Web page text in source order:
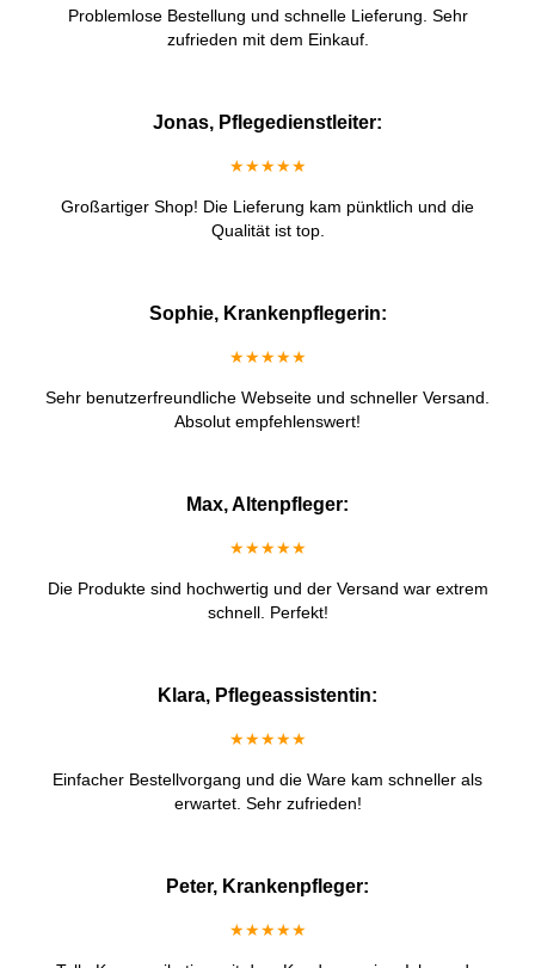
Problemlose Bestellung und schnelle Lieferung. Sehr
zufrieden mit dem Einkauf.
Jonas, Pflegedienstleiter:
★★★★★
Großartiger Shop! Die Lieferung kam pünktlich und die
Qualität ist top.
Sophie, Krankenpflegerin:
★★★★★
Sehr benutzerfreundliche Webseite und schneller Versand.
Absolut empfehlenswert!
Max, Altenpfleger:
★★★★★
Die Produkte sind hochwertig und der Versand war extrem
schnell. Perfekt!
Klara, Pflegeassistentin:
★★★★★
Einfacher Bestellvorgang und die Ware kam schneller als
erwartet. Sehr zufrieden!
Peter, Krankenpfleger:
★★★★★